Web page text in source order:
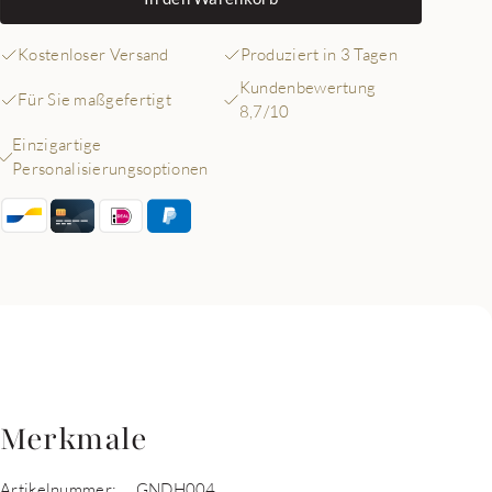
Kostenloser Versand Produziert in 3 Tagen
Für Sie maßgefertigt
Kundenbewertung
8,7/10
Einzigartige
Personalisierungsoptionen
Merkmale